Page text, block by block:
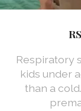
Respiratory
kids under
than a